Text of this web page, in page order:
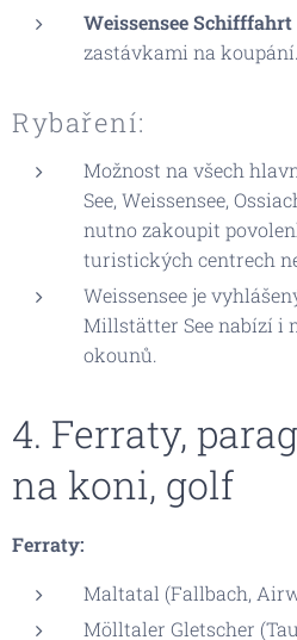
Weissensee Schifffahrt
zastávkami na koupání.
Rybaření:
Možnost na všech
See, Weissensee,
nutno zakoupit
turistických centrech
Weissensee je
Millstätter See nabízí i
okounů.
4. Ferraty,
na koni, golf
Ferraty:
Maltatal (Fallbach,
Mölltaler Gletscher